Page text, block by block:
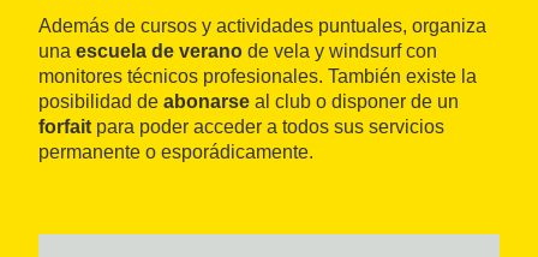
Además de cursos y actividades puntuales, organiza
una escuela de verano de vela y windsurf con
monitores técnicos profesionales. También existe la
posibilidad de abonarse al club o disponer de un
forfait para poder acceder a todos sus servicios
permanente o esporádicamente.